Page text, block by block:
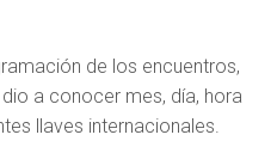
de los encuentros,
a conocer mes, día, hora
llaves internacionales.